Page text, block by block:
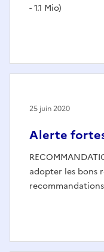
- 1.1 Mio)
Alerte
adopter les bons
25 juin 2020